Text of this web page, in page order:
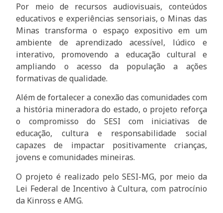
Por meio de recursos audiovisuais, conteúdos
educativos e experiências sensoriais, o Minas das
Minas transforma o espaço expositivo em um
ambiente de aprendizado acessível, lúdico e
interativo, promovendo a educação cultural e
ampliando o acesso da população a ações
formativas de qualidade.
Além de fortalecer a conexão das comunidades com
a história mineradora do estado, o projeto reforça
o compromisso do SESI com iniciativas de
educação, cultura e responsabilidade social
capazes de impactar positivamente crianças,
jovens e comunidades mineiras.
O projeto é realizado pelo SESI-MG, por meio da
Lei Federal de Incentivo à Cultura, com patrocínio
da Kinross e AMG.